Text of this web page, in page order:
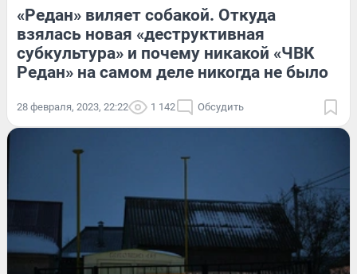
«Редан» виляет собакой. Откуда
взялась новая «деструктивная
субкультура» и почему никакой «ЧВК
Редан» на самом деле никогда не было
28 февраля, 2023, 22:22 1 142 Обсудить